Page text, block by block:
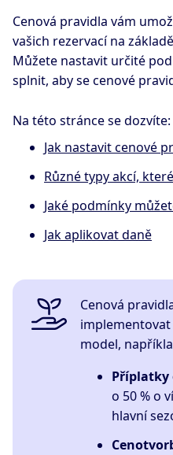
Cenová pravidla vám
vašich rezervací na
Můžete nastavit určité
splnit, aby se cenové
Na této stránce se dozvíte:
Jak nastavit cenové
Různé typy akcí,
Jaké podmínky
Jak aplikovat daně
Cenová
model,
Příplatky
o 50 % o
hlavní